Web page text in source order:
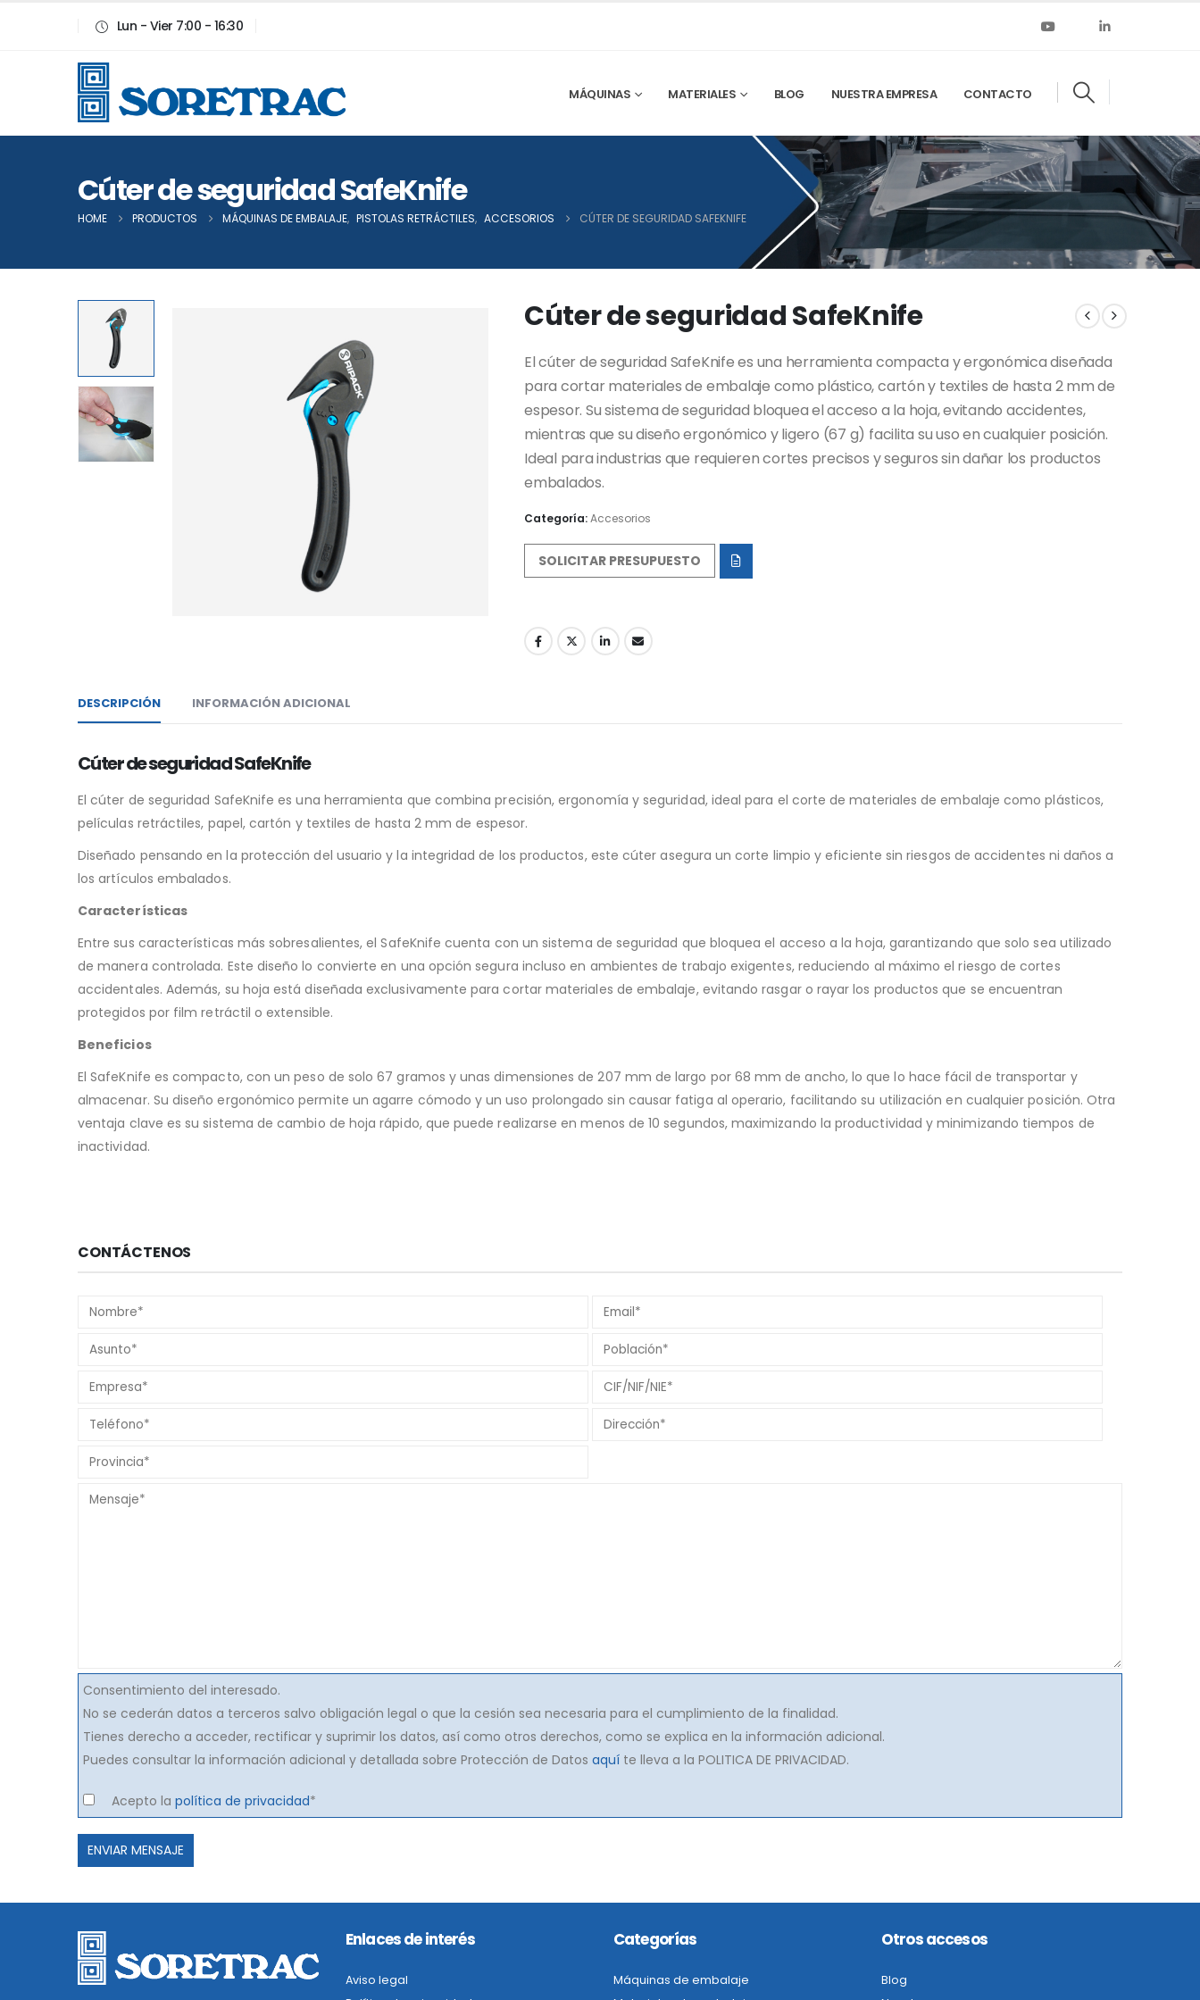
Lun - Vier 7:00 - 16:30
MÁQUINAS MATERIALES BLOG NUESTRA EMPRESA CONTACTO
Cúter de seguridad SafeKnife
HOME PRODUCTOS MÁQUINAS DE EMBALAJE, PISTOLAS RETRÁCTILES, ACCESORIOS CÚTER DE SEGURIDAD SAFEKNIFE
Cúter de seguridad SafeKnife
El cúter de seguridad SafeKnife es una herramienta compacta y ergonómica diseñada
para cortar materiales de embalaje como plástico, cartón y textiles de hasta 2 mm de
espesor. Su sistema de seguridad bloquea el acceso a la hoja, evitando accidentes,
mientras que su diseño ergonómico y ligero (67 g) facilita su uso en cualquier posición.
Ideal para industrias que requieren cortes precisos y seguros sin dañar los productos
embalados.
Categoría:Accesorios
SOLICITAR PRESUPUESTO
DESCRIPCIÓN INFORMACIÓN ADICIONAL
Cúter de seguridad SafeKnife
El cúter de seguridad SafeKnife es una herramienta que combina precisión, ergonomía y seguridad, ideal para el corte de materiales de embalaje como plásticos,
películas retráctiles, papel, cartón y textiles de hasta 2 mm de espesor.
Diseñado pensando en la protección del usuario y la integridad de los productos, este cúter asegura un corte limpio y eficiente sin riesgos de accidentes ni daños a
los artículos embalados.
Características
Entre sus características más sobresalientes, el SafeKnife cuenta con un sistema de seguridad que bloquea el acceso a la hoja, garantizando que solo sea utilizado
de manera controlada. Este diseño lo convierte en una opción segura incluso en ambientes de trabajo exigentes, reduciendo al máximo el riesgo de cortes
accidentales. Además, su hoja está diseñada exclusivamente para cortar materiales de embalaje, evitando rasgar o rayar los productos que se encuentran
protegidos por film retráctil o extensible.
Beneficios
El SafeKnife es compacto, con un peso de solo 67 gramos y unas dimensiones de 207 mm de largo por 68 mm de ancho, lo que lo hace fácil de transportar y
almacenar. Su diseño ergonómico permite un agarre cómodo y un uso prolongado sin causar fatiga al operario, facilitando su utilización en cualquier posición. Otra
ventaja clave es su sistema de cambio de hoja rápido, que puede realizarse en menos de 10 segundos, maximizando la productividad y minimizando tiempos de
inactividad.
CONTÁCTENOS
Consentimiento del interesado.
No se cederán datos a terceros salvo obligación legal o que la cesión sea necesaria para el cumplimiento de la finalidad.
Tienes derecho a acceder, rectificar y suprimir los datos, así como otros derechos, como se explica en la información adicional.
Puedes consultar la información adicional y detallada sobre Protección de Datos aquí te lleva a la POLITICA DE PRIVACIDAD.
Acepto la política de privacidad*
Por
favor,
este
campo
vacío.
Enlaces de interés
Aviso legal
Categorías
Máquinas de embalaje
Otros accesos
Blog